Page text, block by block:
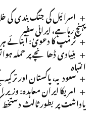
اسرائیل کی جنگ بندی کی
پہنچ رہا ہے، ایرانی سفیر
ٹرمپ کا دعویٰ: آبنائے
بنیادی ڈھانچے پر حملہ
انتباہ
سعودیہ، پاکستان اور
امریکا ایران معاہدہ:
یاداشت پر بطور ثالث